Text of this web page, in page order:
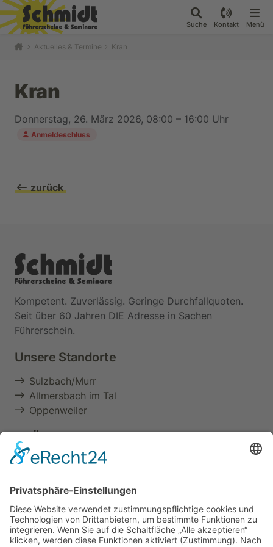
Suche Kontakt Menü
Aktuelles & Termine Kran
Kran
Donnerstag, 26. März 2026, 08:00 – 16:00 Uhr
Anmeldeschluss
zurück
Kompetent. Zuverlässig. Geringe Durchfallquoten.
Seit über 60 Jahren DIE Adresse in Sachen
Führerschein.
Unsere Standorte
Sulzbach/Murr
Allmersbach im Tal
Oppenweiler
Aktuelles & Termine
Führerschein
Berufliche Aus- & Weiterbildung
Seminare